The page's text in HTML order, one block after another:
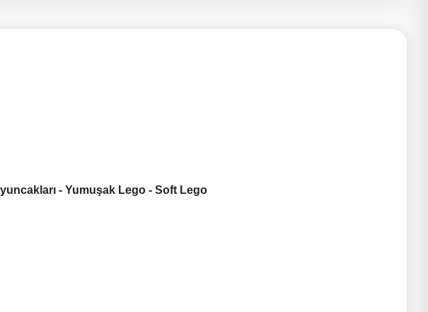
- Yumuşak Lego - Soft Lego